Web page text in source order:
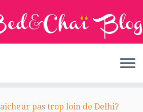
pas trop loin de Delhi?